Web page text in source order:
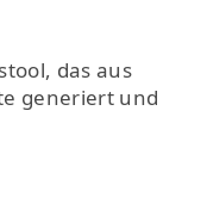
das aus
generiert und